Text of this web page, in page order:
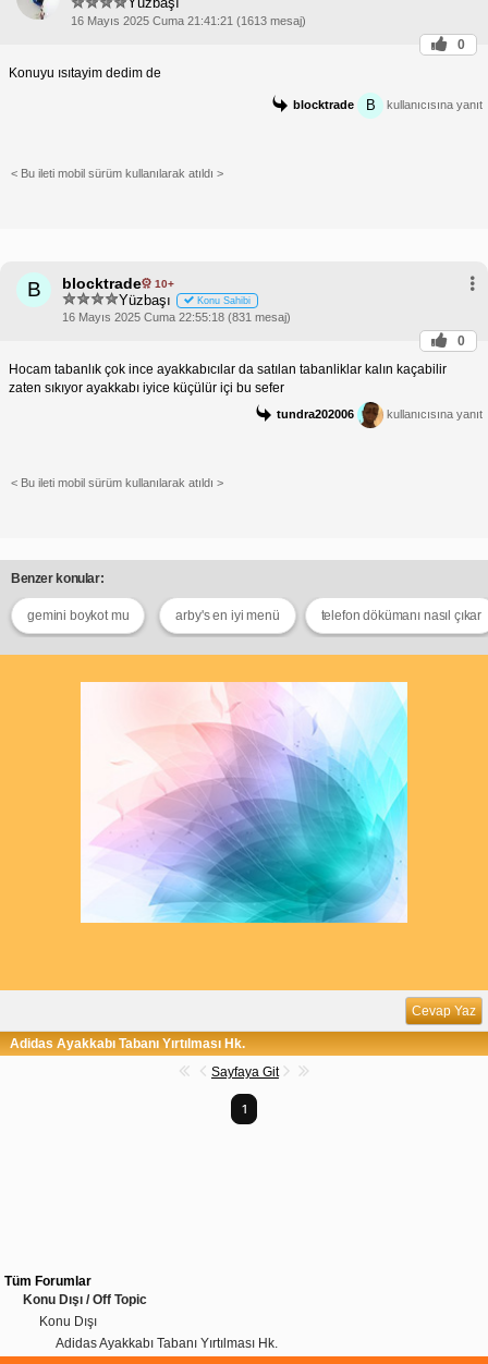
16 Mayıs 2025 Cuma 21:41:21 (1613 mesaj)
0
Konuyu ısıtayim dedim de
blocktrade B kullanıcısına yanıt
< Bu ileti mobil sürüm kullanılarak atıldı >
B blocktrade 10+
Yüzbaşı Konu Sahibi
16 Mayıs 2025 Cuma 22:55:18 (831 mesaj)
0
Hocam tabanlık çok ince ayakkabıcılar da satılan tabanliklar kalın kaçabilir
zaten sıkıyor ayakkabı iyice küçülür içi bu sefer
tundra202006 kullanıcısına yanıt
< Bu ileti mobil sürüm kullanılarak atıldı >
Benzer konular:
gemini boykot mu arby's en iyi menü telefon dökümanı nasıl çıkar
Cevap Yaz
Adidas Ayakkabı Tabanı Yırtılması Hk.
Sayfaya Git
1
Tüm Forumlar
Konu Dışı / Off Topic
Konu Dışı
Adidas Ayakkabı Tabanı Yırtılması Hk.